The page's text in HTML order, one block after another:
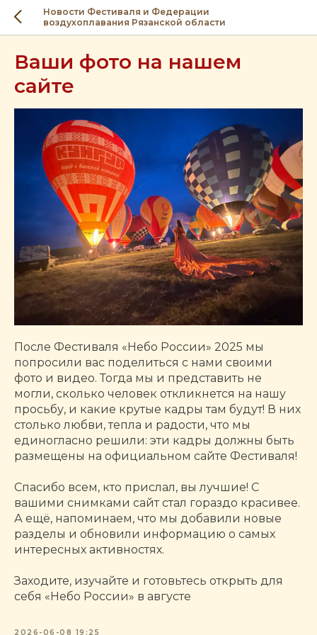
Новости Фестиваля и Федерации
воздухоплавания Рязанской области
Ваши фото на нашем
сайте
После Фестиваля «Небо России» 2025 мы
попросили вас поделиться с нами своими
фото и видео. Тогда мы и представить не
могли, сколько человек откликнется на нашу
просьбу, и какие крутые кадры там будут! В них
столько любви, тепла и радости, что мы
единогласно решили: эти кадры должны быть
размещены на официальном сайте Фестиваля!
Спасибо всем, кто прислал, вы лучшие! С
вашими снимками сайт стал гораздо красивее.
А ещё, напоминаем, что мы добавили новые
разделы и обновили информацию о самых
интересных активностях.
Заходите, изучайте и готовьтесь открыть для
себя «Небо России» в августе
2026-06-08 19:25